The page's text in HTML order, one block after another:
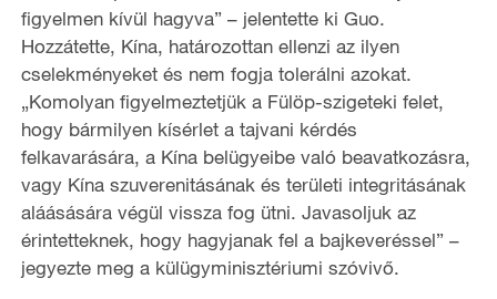
figyelmen kívül hagyva” – jelentette ki Guo.
Hozzátette, Kína, határozottan ellenzi az ilyen
cselekményeket és nem fogja tolerálni azokat.
„Komolyan figyelmeztetjük a Fülöp-szigeteki felet,
hogy bármilyen kísérlet a tajvani kérdés
felkavarására, a Kína belügyeibe való beavatkozásra,
vagy Kína szuverenitásának és területi integritásának
aláásására végül vissza fog ütni. Javasoljuk az
érintetteknek, hogy hagyjanak fel a bajkeveréssel” –
jegyezte meg a külügyminisztériumi szóvivő.